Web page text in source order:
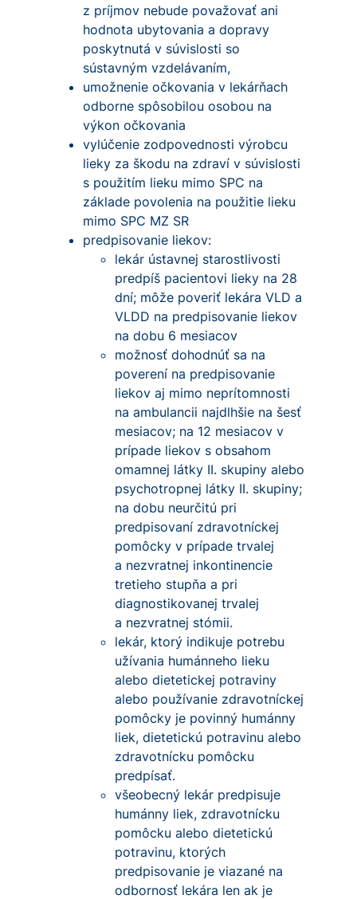
z príjmov nebude považovať ani
hodnota ubytovania a dopravy
poskytnutá v súvislosti so
sústavným vzdelávaním,
umožnenie očkovania v lekárňach
odborne spôsobilou osobou na
výkon očkovania
vylúčenie zodpovednosti výrobcu
lieky za škodu na zdraví v súvislosti
s použitím lieku mimo SPC na
základe povolenia na použitie lieku
mimo SPC MZ SR
predpisovanie liekov:
lekár ústavnej starostlivosti
predpíš pacientovi lieky na 28
dní; môže poveriť lekára VLD a
VLDD na predpisovanie liekov
na dobu 6 mesiacov
možnosť dohodnúť sa na
poverení na predpisovanie
liekov aj mimo neprítomnosti
na ambulancii najdlhšie na šesť
mesiacov; na 12 mesiacov v
prípade liekov s obsahom
omamnej látky II. skupiny alebo
psychotropnej látky II. skupiny;
na dobu neurčitú pri
predpisovaní zdravotníckej
pomôcky v prípade trvalej
a nezvratnej inkontinencie
tretieho stupňa a pri
diagnostikovanej trvalej
a nezvratnej stómii.
lekár, ktorý indikuje potrebu
užívania humánneho lieku
alebo dietetickej potraviny
alebo používanie zdravotníckej
pomôcky je povinný humánny
liek, dietetickú potravinu alebo
zdravotnícku pomôcku
predpísať.
všeobecný lekár predpisuje
humánny liek, zdravotnícku
pomôcku alebo dietetickú
potravinu, ktorých
predpisovanie je viazané na
odbornosť lekára len ak je